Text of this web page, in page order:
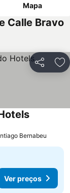
Mapa
Calle Bravo
Partilhar
preços
Ver preços
Bernabeu
Ver preços